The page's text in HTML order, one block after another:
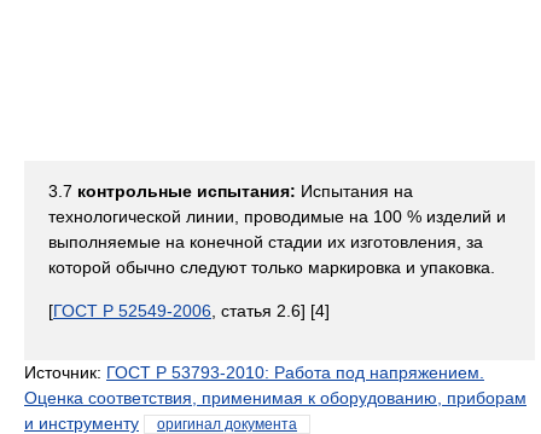
3.7 контрольные испытания: Испытания на
технологической линии, проводимые на 100 % изделий и
выполняемые на конечной стадии их изготовления, за
которой обычно следуют только маркировка и упаковка.
[ГОСТ Р 52549-2006 , статья 2.6] [4]
Источник: ГОСТ Р 53793-2010: Работа под напряжением.
Оценка соответствия, применимая к оборудованию, приборам
и инструменту
оригинал документа